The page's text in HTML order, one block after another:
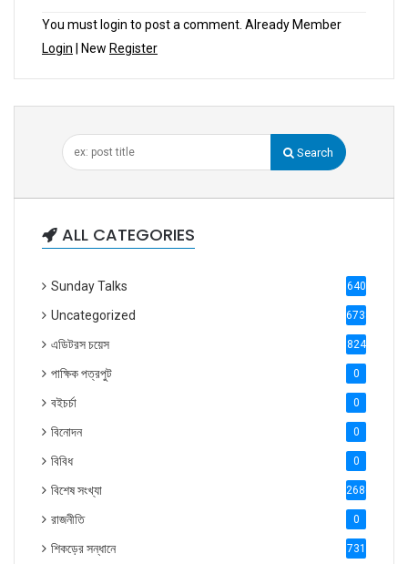
You must login to post a comment. Already Member
Login | New Register
Search
ALL CATEGORIES
Sunday Talks 640
Uncategorized 6738
এডিটরস চয়েস 824
পাক্ষিক পত্রপুট 0
বইচর্চা 0
বিনোদন 0
বিবিধ 0
বিশেষ সংখ্যা 2686
রাজনীতি 0
শিকড়ের সন্ধানে 731